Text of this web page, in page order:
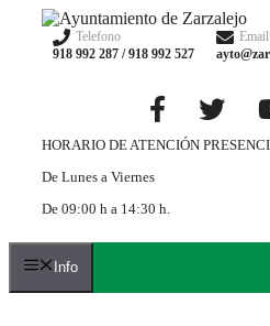
Saltar
contenido
Telefono
918 992 287 / 918 992 527
Email
HORARIO DE ATENCIÓN
De Lunes a Viernes
De 09:00 h a 14:30 h.
Info